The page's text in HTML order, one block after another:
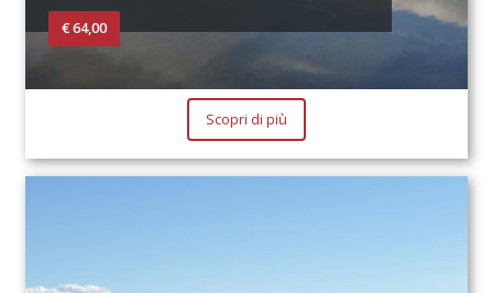
€ 64,00
Scopri di più